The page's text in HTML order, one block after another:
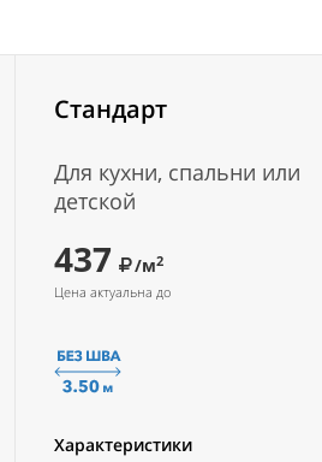
Стандарт
Для кухни, спальни или
детской
437 /м2
Цена актуальна до
Характеристики